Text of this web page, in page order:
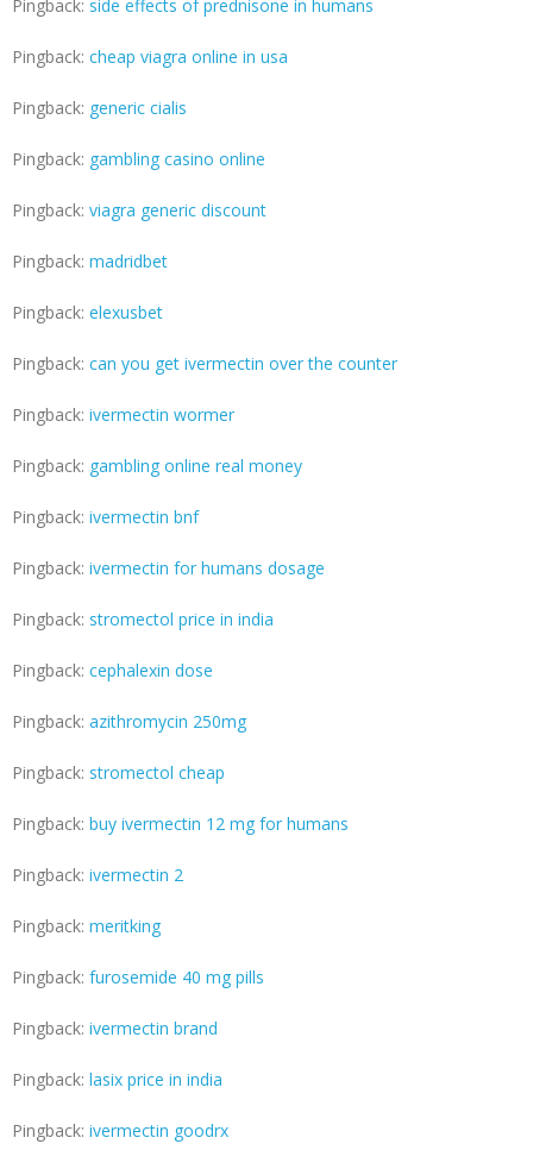
Pingback: side effects of prednisone in humans
Pingback: cheap viagra online in usa
Pingback: generic cialis
Pingback: gambling casino online
Pingback: viagra generic discount
Pingback: madridbet
Pingback: elexusbet
Pingback: can you get ivermectin over the counter
Pingback: ivermectin wormer
Pingback: gambling online real money
Pingback: ivermectin bnf
Pingback: ivermectin for humans dosage
Pingback: stromectol price in india
Pingback: cephalexin dose
Pingback: azithromycin 250mg
Pingback: stromectol cheap
Pingback: buy ivermectin 12 mg for humans
Pingback: ivermectin 2
Pingback: meritking
Pingback: furosemide 40 mg pills
Pingback: ivermectin brand
Pingback: lasix price in india
Pingback: ivermectin goodrx